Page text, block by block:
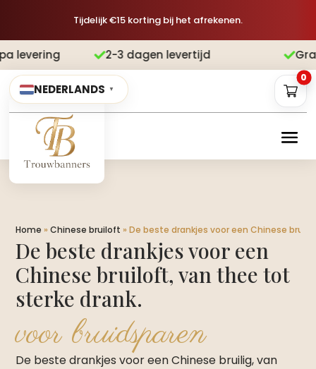
Tijdelijk €15 korting bij het afrekenen.
2-3 dagen levertijd  Gratis verzending
NEDERLANDS ▼
0
Home »Chinese bruiloft »De beste drankjes voor een Chinese
De beste drankjes voor een
Chinese bruiloft, van thee tot
sterke drank.​
voor bruidsparen
De beste drankjes voor een Chinese bruilig, van